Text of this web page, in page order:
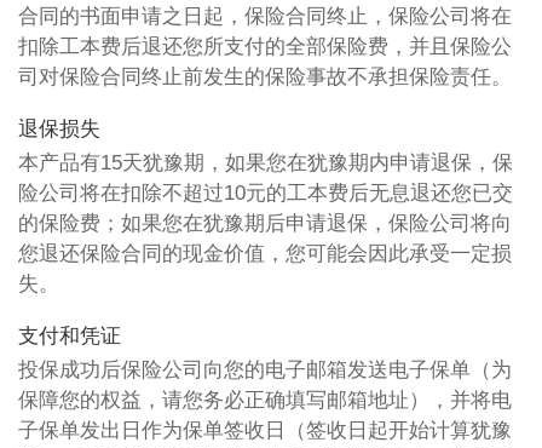
合同的书面申请之日起，保险合同终止，保险公司将在
扣除工本费后退还您所支付的全部保险费，并且保险公
司对保险合同终止前发生的保险事故不承担保险责任。
退保损失
本产品有15天犹豫期，如果您在犹豫期内申请退保，保
险公司将在扣除不超过10元的工本费后无息退还您已交
的保险费；如果您在犹豫期后申请退保，保险公司将向
您退还保险合同的现金价值，您可能会因此承受一定损
失。
支付和凭证
投保成功后保险公司向您的电子邮箱发送电子保单（为
保障您的权益，请您务必正确填写邮箱地址），并将电
子保单发出日作为保单签收日（签收日起开始计算犹豫